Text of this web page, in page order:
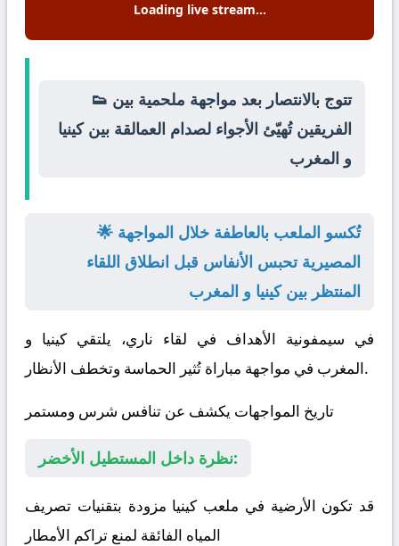
Loading live stream...
👟 تتوج بالانتصار بعد مواجهة ملحمية بين
الفريقين تُهيّئ الأجواء لصدام العمالقة بين كينيا
و المغرب
🌟 تُكسو الملعب بالعاطفة خلال المواجهة
المصيرية تحبس الأنفاس قبل انطلاق اللقاء
المنتظر بين كينيا و المغرب
في سيمفونية الأهداف في لقاء ناري، يلتقي كينيا و
المغربفي مواجهة مباراة تُثير الحماسة وتخطف الأنظار.
تاريخ المواجهات يكشف عن تنافس شرس ومستمر
نظرة داخل المستطيل الأخضر:
قد تكون الأرضية في ملعب كينيا مزودة بتقنيات تصريف
المياه الفائقة لمنع تراكم الأمطار